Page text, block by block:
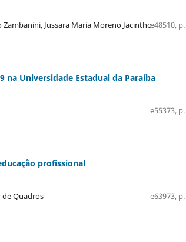
Jussara Maria Moreno Jacinthoe48510,
na Universidade Estadual da Paraíba
e55373,
profissional
de Quadros
e63973,